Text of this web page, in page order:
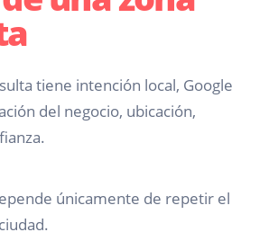
tiene intención local, Google
del negocio, ubicación,
únicamente de repetir el